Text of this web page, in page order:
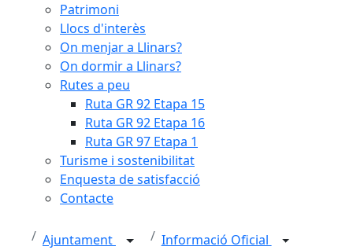
Patrimoni
Llocs d'interès
On menjar a Llinars?
On dormir a Llinars?
Rutes a peu
Ruta GR 92 Etapa 15
Ruta GR 92 Etapa 16
Ruta GR 97 Etapa 1
Turisme i sostenibilitat
Enquesta de satisfacció
Contacte
Ajuntament
Informació Oficial